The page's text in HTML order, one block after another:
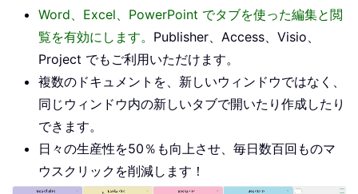
Word、Excel、PowerPoint でタブを使った編集と閲
覧を有効にします。 Publisher、Access、Visio、
Project でもご利用いただけます。
複数のドキュメントを、新しいウィンドウではなく、
同じウィンドウ内の新しいタブで開いたり作成したり
できます。
日々の生産性を50％も向上させ、毎日数百回ものマ
ウスクリックを削減します！